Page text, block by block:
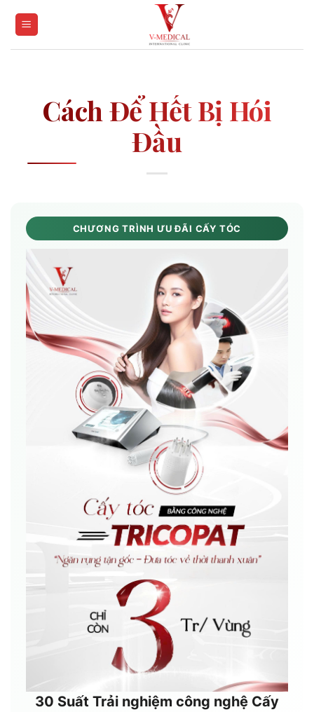
Cách Để Hết Bị Hói
Đầu
CHƯƠNG TRÌNH ƯU ĐÃI CẤY TÓC
30 Suất Trải nghiệm công nghệ Cấy